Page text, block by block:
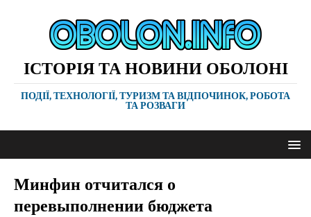
ІСТОРІЯ ТА НОВИНИ ОБОЛОНІ
ПОДІЇ, ТЕХНОЛОГІЇ, ТУРИЗМ ТА ВІДПОЧИНОК, РОБОТА
ТА РОЗВАГИ
Минфин отчитался о
перевыполнении бюджета